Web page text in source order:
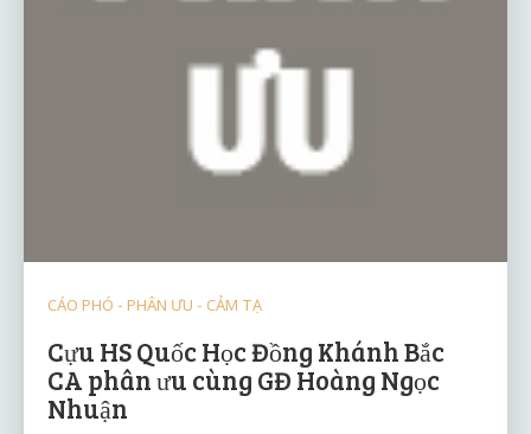
CÁO PHÓ - PHÂN ƯU - CẢM TẠ
Cựu HS Quốc Học Đồng Khánh Bắc
CA phân ưu cùng GĐ Hoàng Ngọc
Nhuận